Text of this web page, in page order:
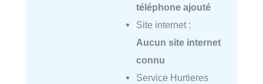
téléphone ajouté
Site internet :
Aucun site internet
connu
Service Hurtieres